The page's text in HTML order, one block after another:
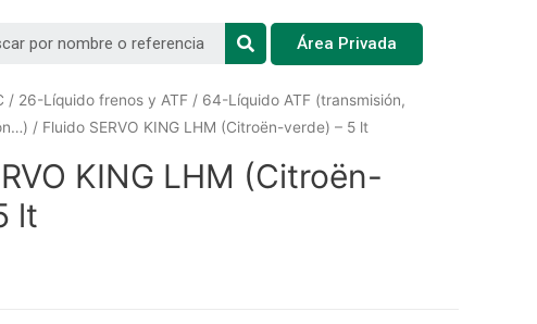
Área Privada
/ 26-Líquido frenos y ATF / 64-Líquido ATF (transmisión,
/ Fluido SERVO KING LHM (Citroën-verde) – 5 lt
KING LHM (Citroën-
lt